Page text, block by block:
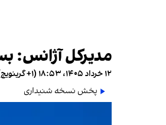
مدیرکل آژانس:
۱۲ خرداد ۱۴۰۵، ۱۸:۵۳ (‎+۱ گرینویچ)
پخش نسخه شنیداری